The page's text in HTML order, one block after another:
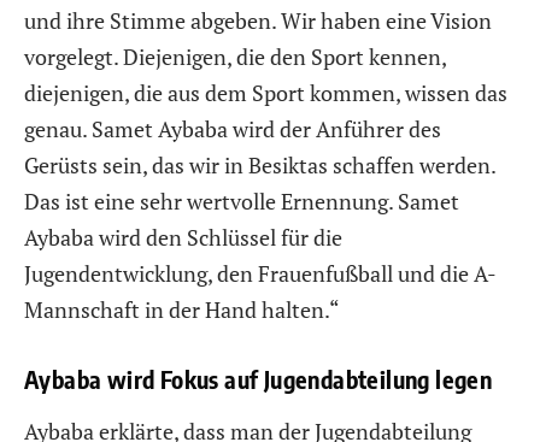
und ihre Stimme abgeben. Wir haben eine Vision
vorgelegt. Diejenigen, die den Sport kennen,
diejenigen, die aus dem Sport kommen, wissen das
genau. Samet Aybaba wird der Anführer des
Gerüsts sein, das wir in Besiktas schaffen werden.
Das ist eine sehr wertvolle Ernennung. Samet
Aybaba wird den Schlüssel für die
Jugendentwicklung, den Frauenfußball und die A-
Mannschaft in der Hand halten.“
Aybaba wird Fokus auf Jugendabteilung legen
Aybaba erklärte, dass man der Jugendabteilung